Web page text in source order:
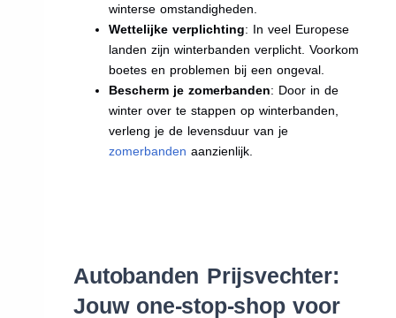
winterse omstandigheden.
Wettelijke verplichting: In veel Europese
landen zijn winterbanden verplicht. Voorkom
boetes en problemen bij een ongeval.
Bescherm je zomerbanden: Door in de
winter over te stappen op winterbanden,
verleng je de levensduur van je
zomerbanden aanzienlijk.
Autobanden Prijsvechter:
Jouw one-stop-shop voor